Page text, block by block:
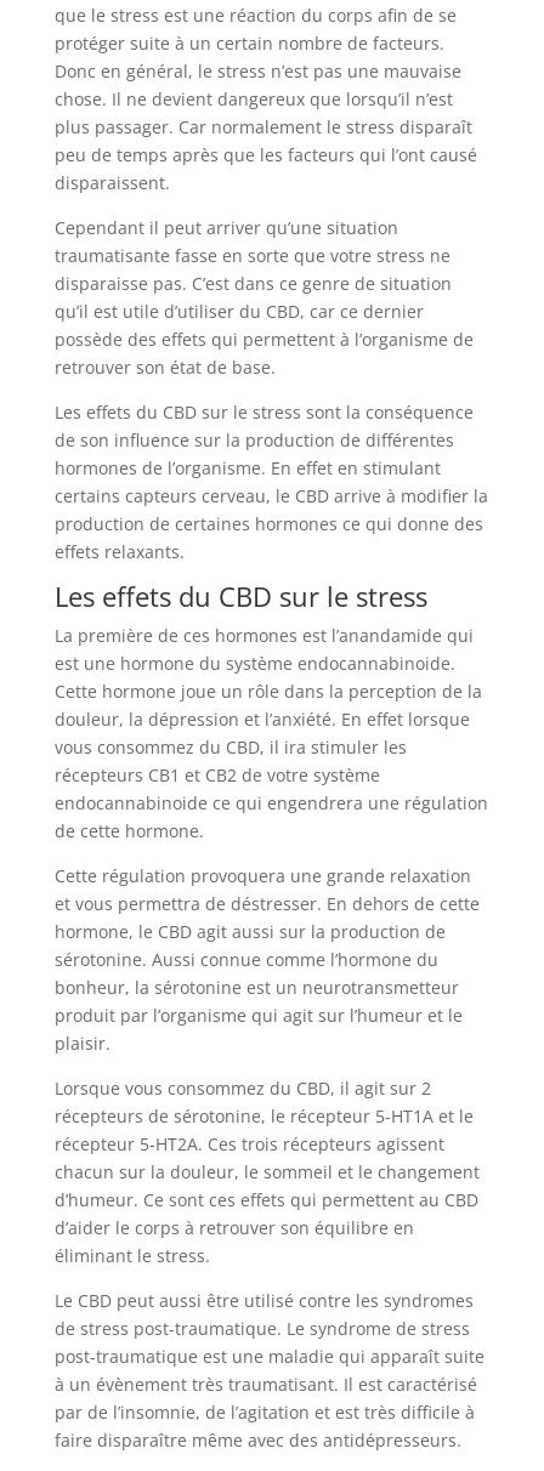
que le stress est une réaction du corps afin de se
protéger suite à un certain nombre de facteurs.
Donc en général, le stress n’est pas une mauvaise
chose. Il ne devient dangereux que lorsqu’il n’est
plus passager. Car normalement le stress disparaît
peu de temps après que les facteurs qui l’ont causé
disparaissent.
Cependant il peut arriver qu’une situation
traumatisante fasse en sorte que votre stress ne
disparaisse pas. C’est dans ce genre de situation
qu’il est utile d’utiliser du CBD, car ce dernier
possède des effets qui permettent à l’organisme de
retrouver son état de base.
Les effets du CBD sur le stress sont la conséquence
de son influence sur la production de différentes
hormones de l’organisme. En effet en stimulant
certains capteurs cerveau, le CBD arrive à modifier la
production de certaines hormones ce qui donne des
effets relaxants.
Les effets du CBD sur le stress
La première de ces hormones est l’anandamide qui
est une hormone du système endocannabinoide.
Cette hormone joue un rôle dans la perception de la
douleur, la dépression et l’anxiété. En effet lorsque
vous consommez du CBD, il ira stimuler les
récepteurs CB1 et CB2 de votre système
endocannabinoide ce qui engendrera une régulation
de cette hormone.
Cette régulation provoquera une grande relaxation
et vous permettra de déstresser. En dehors de cette
hormone, le CBD agit aussi sur la production de
sérotonine. Aussi connue comme l’hormone du
bonheur, la sérotonine est un neurotransmetteur
produit par l’organisme qui agit sur l’humeur et le
plaisir.
Lorsque vous consommez du CBD, il agit sur 2
récepteurs de sérotonine, le récepteur 5-HT1A et le
récepteur 5-HT2A. Ces trois récepteurs agissent
chacun sur la douleur, le sommeil et le changement
d’humeur. Ce sont ces effets qui permettent au CBD
d’aider le corps à retrouver son équilibre en
éliminant le stress.
Le CBD peut aussi être utilisé contre les syndromes
de stress post-traumatique. Le syndrome de stress
post-traumatique est une maladie qui apparaît suite
à un évènement très traumatisant. Il est caractérisé
par de l’insomnie, de l’agitation et est très difficile à
faire disparaître même avec des antidépresseurs.